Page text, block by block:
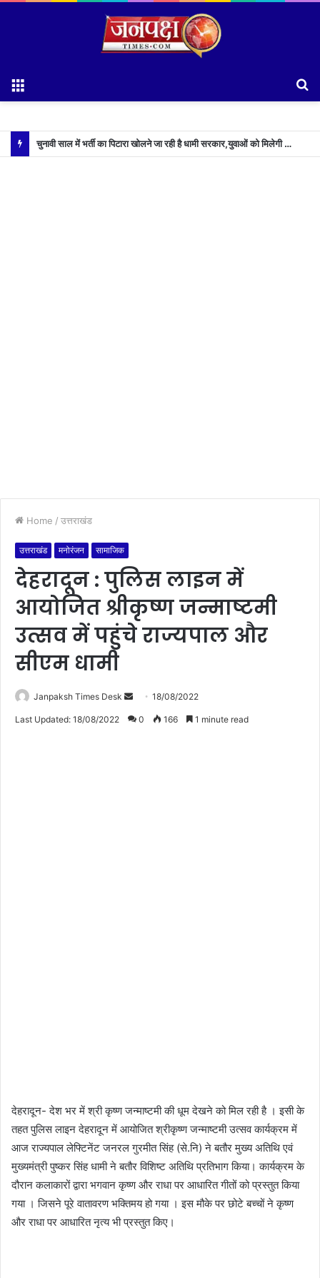
चुनावी साल में भर्ती का पिटारा खोलने जा रही है धामी सरकार,युवाओं को मिलेगी 34 हजार रिकॉर्ड भर्तियों की सौगात
Home / उत्तराखंड
उत्तराखंड मनोरंजन सामाजिक
देहरादून : पुलिस लाइन में
आयोजित श्रीकृष्ण जन्माष्टमी
उत्सव में पहुंचे राज्यपाल और
सीएम धामी
Janpaksh Times Desk
e
18/08/2022
Last Updated: 18/08/2022 0 166 1 minute read
देहरादून- देश भर में श्री कृष्ण जन्माष्टमी की धूम देखने को मिल रही है । इसी के
तहत पुलिस लाइन देहरादून में आयोजित श्रीकृष्ण जन्माष्टमी उत्सव कार्यक्रम में
आज राज्यपाल लेफ्टिनेंट जनरल गुरमीत सिंह (से.नि) ने बतौर मुख्य अतिथि एवं
मुख्यमंत्री पुष्कर सिंह धामी ने बतौर विशिष्ट अतिथि प्रतिभाग किया। कार्यक्रम के
दौरान कलाकारों द्वारा भगवान कृष्ण और राधा पर आधारित गीतों को प्रस्तुत किया
गया । जिसने पूरे वातावरण भक्तिमय हो गया । इस मौके पर छोटे बच्चों ने कृष्ण
और राधा पर आधारित नृत्य भी प्रस्तुत किए।